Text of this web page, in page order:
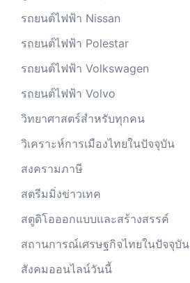
รถยนต์ไฟฟ้า Nissan
รถยนต์ไฟฟ้า Polestar
รถยนต์ไฟฟ้า Volkswagen
รถยนต์ไฟฟ้า Volvo
วิทยาศาสตร์สำหรับทุกคน
วิเคราะห์การเมืองไทยในปัจจุบัน
สงครามภาษี
สตรีมมิ่งข่าวเทค
สตูดิโอออกแบบและสร้างสรรค์
สถานการณ์เศรษฐกิจไทยในปัจจุบัน
สังคมออนไลน์วันนี้